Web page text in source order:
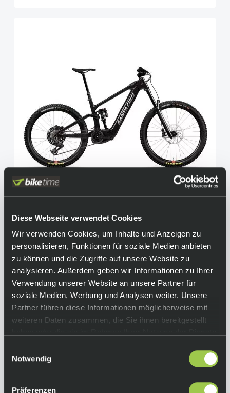
Diese Webseite verwendet Cookies
Wir verwenden Cookies, um Inhalte und Anzeigen zu
personalisieren, Funktionen für soziale Medien anbieten
zu können und die Zugriffe auf unsere Website zu
analysieren. Außerdem geben wir Informationen zu Ihrer
Verwendung unserer Website an unsere Partner für
soziale Medien, Werbung und Analysen weiter. Unsere
Partner führen diese Informationen möglicherweise mit
weiteren Daten zusammen, die Sie ihnen bereitgestellt
Notwendig
Präferenzen
Santa Cruz Bullit 70 C MX, Sram 70 Eagle T-
Type, Gloss Black
6.299,00 € inkl. 19% Mwst.
Auf Lager.
Lieferzeit: 4-10 Tage
Art.-Nr.: P119586
In den Warenkorb